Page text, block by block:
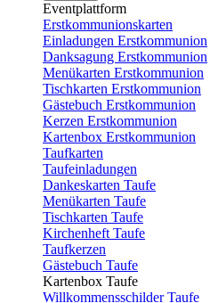
Eventplattform
Erstkommunionskarten
Einladungen Erstkommunion
Danksagung Erstkommunion
Menükarten Erstkommunion
Tischkarten Erstkommunion
Gästebuch Erstkommunion
Kerzen Erstkommunion
Kartenbox Erstkommunion
Taufkarten
Taufeinladungen
Dankeskarten Taufe
Menükarten Taufe
Tischkarten Taufe
Kirchenheft Taufe
Taufkerzen
Gästebuch Taufe
Kartenbox Taufe
Willkommensschilder Taufe